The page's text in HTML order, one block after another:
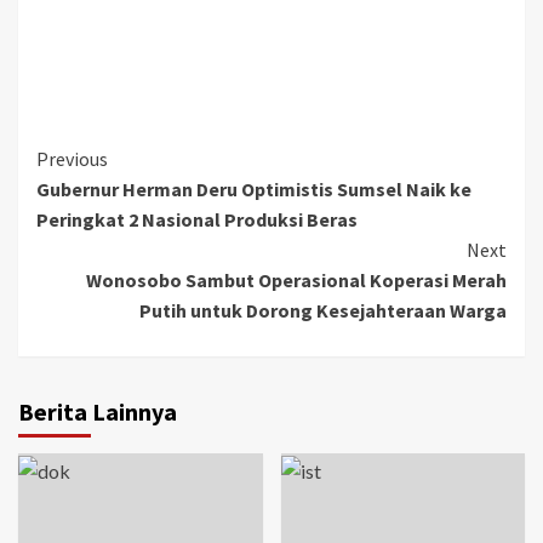
Continue
Reading
Previous
Gubernur Herman Deru Optimistis Sumsel Naik ke
Peringkat 2 Nasional Produksi Beras
Next
Wonosobo Sambut Operasional Koperasi Merah
Putih untuk Dorong Kesejahteraan Warga
Berita Lainnya